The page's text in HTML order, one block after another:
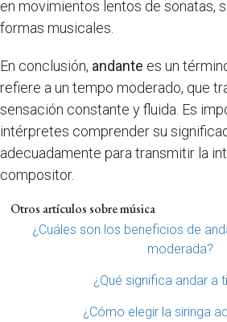
en movimientos lentos de sonatas,
formas musicales.
En conclusión, andante es un
refiere a un tempo moderado, que
sensación constante y fluida. Es
intérpretes comprender su
adecuadamente para transmitir la
compositor.
Otros artículos sobre música
¿Cuáles son los beneficios de
moderada?
¿Qué significa andar a
¿Cómo elegir la siringa